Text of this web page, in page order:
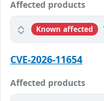
Affected products
Known affected
CVE-2026-11654
Affected products